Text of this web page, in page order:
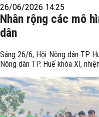
26/06/2026 14:25
Nhân rộng các mô
dân
Sáng 26/6, Hội Nông dân TP.
Nông dân TP. Huế khóa XI,